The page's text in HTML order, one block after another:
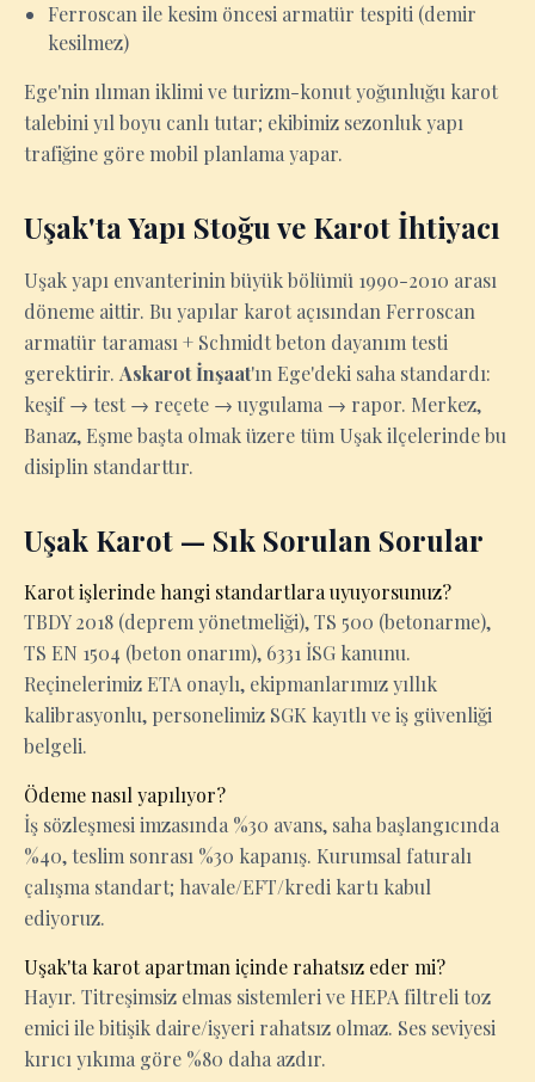
Ferroscan ile kesim öncesi armatür tespiti (demir
kesilmez)
Ege'nin ılıman iklimi ve turizm-konut yoğunluğu karot
talebini yıl boyu canlı tutar; ekibimiz sezonluk yapı
trafiğine göre mobil planlama yapar.
Uşak'ta Yapı Stoğu ve Karot İhtiyacı
Uşak yapı envanterinin büyük bölümü 1990-2010 arası
döneme aittir. Bu yapılar karot açısından Ferroscan
armatür taraması + Schmidt beton dayanım testi
gerektirir. Askarot İnşaat'ın Ege'deki saha standardı:
keşif → test → reçete → uygulama → rapor. Merkez,
Banaz, Eşme başta olmak üzere tüm Uşak ilçelerinde bu
disiplin standarttır.
Uşak Karot — Sık Sorulan Sorular
Karot işlerinde hangi standartlara uyuyorsunuz?
TBDY 2018 (deprem yönetmeliği), TS 500 (betonarme),
TS EN 1504 (beton onarım), 6331 İSG kanunu.
Reçinelerimiz ETA onaylı, ekipmanlarımız yıllık
kalibrasyonlu, personelimiz SGK kayıtlı ve iş güvenliği
belgeli.
Ödeme nasıl yapılıyor?
İş sözleşmesi imzasında %30 avans, saha başlangıcında
%40, teslim sonrası %30 kapanış. Kurumsal faturalı
çalışma standart; havale/EFT/kredi kartı kabul
ediyoruz.
Uşak'ta karot apartman içinde rahatsız eder mi?
Hayır. Titreşimsiz elmas sistemleri ve HEPA filtreli toz
emici ile bitişik daire/işyeri rahatsız olmaz. Ses seviyesi
kırıcı yıkıma göre %80 daha azdır.